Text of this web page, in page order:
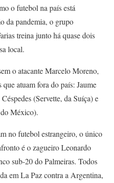
o futebol na país está
da pandemia, o grupo
treina junto há quase dois
local.
o atacante Marcelo Moreno,
atuam fora do país: Jaume
(Servette, da Suíça) e
México).
no futebol estrangeiro, o único
é o zagueiro Leonardo
sub-20 do Palmeiras. Todos
em La Paz contra a Argentina,